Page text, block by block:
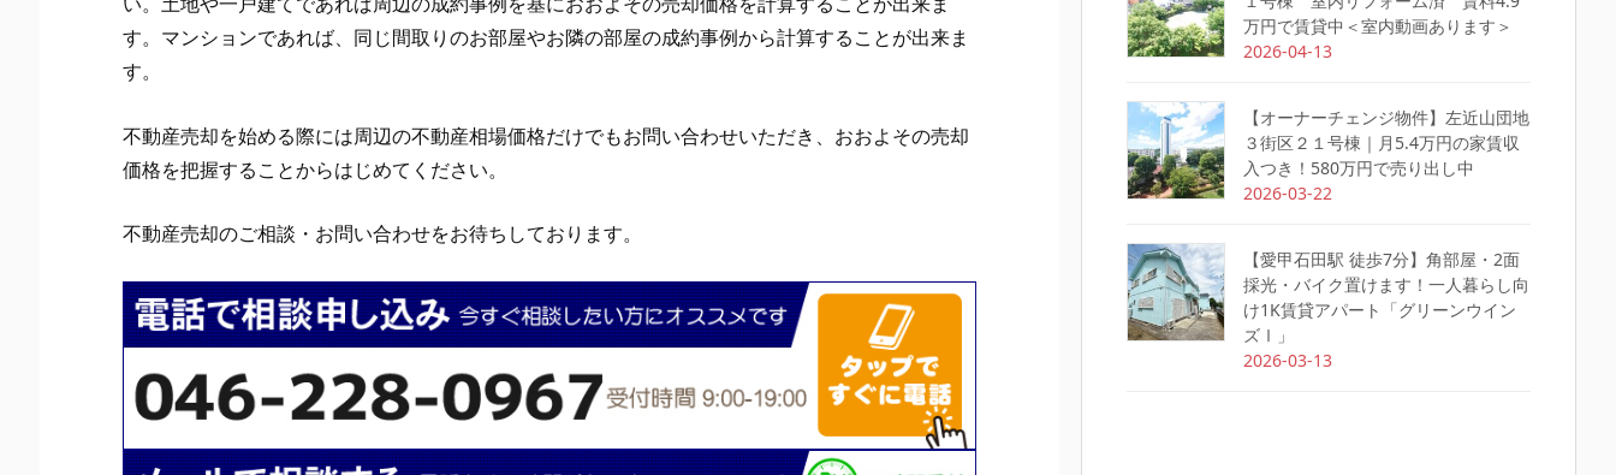
す。マンションであれば、同じ間取りのお部屋やお隣の部屋の成約事例から計算することが出来ま
す。
不動産売却を始める際には周辺の不動産相場価格だけでもお問い合わせいただき、おおよその売却
価格を把握することからはじめてください。
不動産売却のご相談・お問い合わせをお待ちしております。
万円で賃貸中＜室内動画あります＞
2026-04-13
【オーナーチェンジ物件】左近山団地
３街区２１号棟｜月5.4万円の家賃収
入つき！580万円で売り出し中
2026-03-22
【愛甲石田駅 徒歩7分】角部屋・2面
採光・バイク置けます！一人暮らし向
け1K賃貸アパート「グリーンウイン
ズⅠ」
2026-03-13